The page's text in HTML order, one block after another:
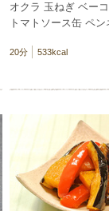
オクラ 玉ねぎ ベー
トマトソース缶 ペ
20分 533kcal